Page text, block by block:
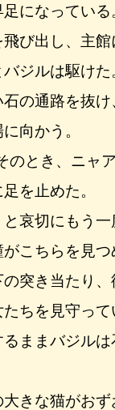
足になってい
び出し、主
バジルは駆け
石の通路を抜
向かう。
とき、ニャ
を止めた。
哀切にもう一
こちらを見つ
突き当たり、
ちを見守っ
るままバジル
きな猫がおず